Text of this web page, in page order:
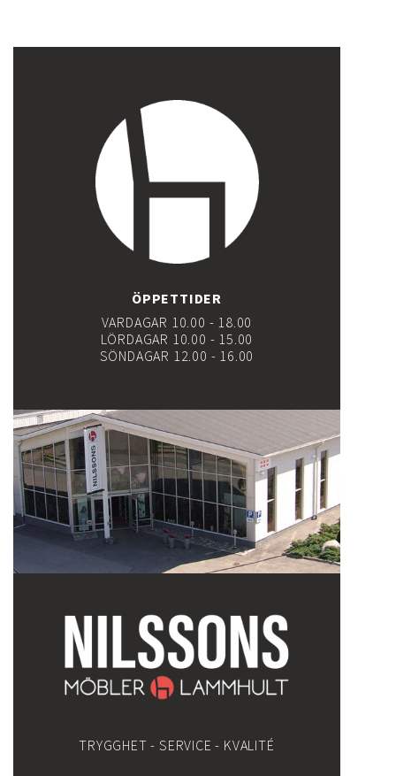
ÖPPETTIDER
VARDAGAR 10.00 - 18.00
LÖRDAGAR 10.00 - 15.00
SÖNDAGAR 12.00 - 16.00
TRYGGHET - SERVICE - KVALITÉ